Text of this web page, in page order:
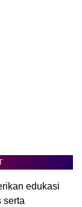
edukasi
serta